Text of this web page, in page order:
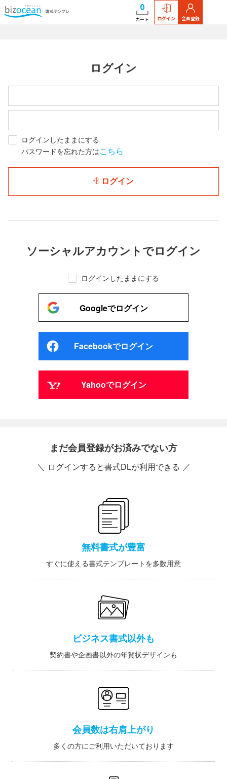
0
カート ログイン 会員登録
ログイン
ログインしたままにする
パスワードを忘れた方はこちら
ログイン
ソーシャルアカウントでログイン
ログインしたままにする
Googleでログイン
Facebookでログイン
Yahooでログイン
まだ会員登録がお済みでない方
＼ ログインすると書式DLが利用できる ／
無料書式が豊富
すぐに使える書式テンプレートを多数用意
ビジネス書式以外も
契約書や企画書以外の年賀状デザインも
会員数は右肩上がり
多くの方にご利用いただいております